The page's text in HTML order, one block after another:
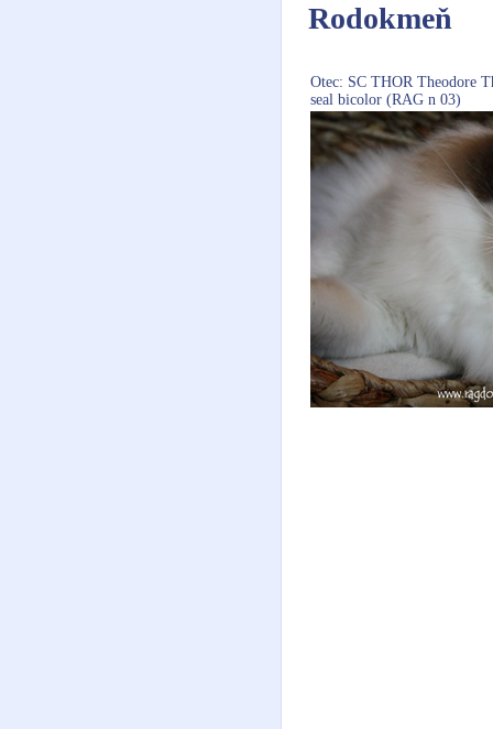
Rodokmeň
Otec: SC THOR Theodore
seal bicolor (RAG n 03)